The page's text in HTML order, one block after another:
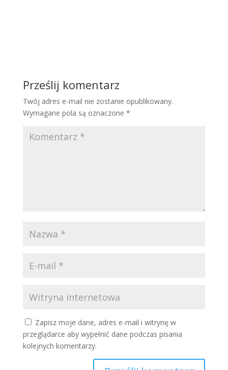
Prześlij komentarz
Twój adres e-mail nie zostanie opublikowany.
Wymagane pola są oznaczone *
Zapisz moje dane, adres e-mail i witrynę w
przeglądarce aby wypełnić dane podczas pisania
kolejnych komentarzy.